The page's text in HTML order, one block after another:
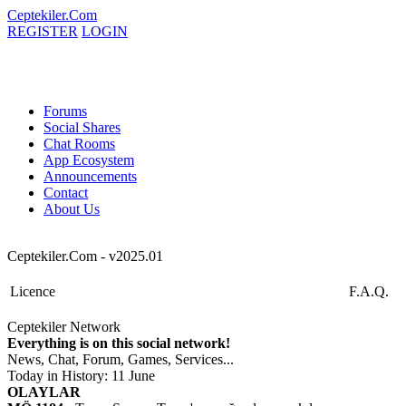
Ceptekiler.Com
REGISTER LOGIN
Forums
Social Shares
Chat Rooms
App Ecosystem
Announcements
Contact
About Us
Ceptekiler.Com - v2025.01
Licence F.A.Q.
Ceptekiler Network
Everything is on this social network!
News, Chat, Forum, Games, Services...
Today in History: 11 June
OLAYLAR